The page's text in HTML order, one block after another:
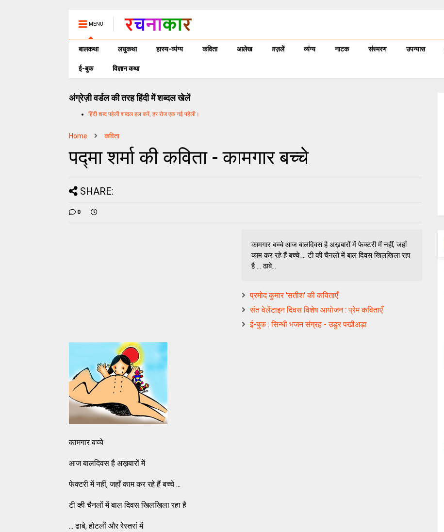
MENU
बालकथा लघुकथा हास्य-व्यंग्य कविता आलेख ग़ज़लें व्यंग्य नाटक संस्मरण उपन्यास
ई-बुक विज्ञान कथा
अंग्रेज़ी वर्डल की तरह हिंदी में शब्दल खेलें
हिंदी शब्द पहेली शब्दल हल करें, हर रोज एक नई पहेली।
Home कविता
पद्मा शर्मा की कविता - कामगार बच्चे
SHARE:
0
कामगार बच्चे आज बालदिवस है अख़बारों में फेक्टरी में नहीं, जहाँ
काम कर रहे हैं बच्चे ... टी व्ही चैनलों में बाल दिवस खिलखिला रहा
है ... ढाबे...
प्रमोद कुमार 'सतीश' की कविताएँ
संत वेलेंटाइन दिवस विशेष आयोजन : प्रेम कविताएँ
ई-बुक : सिन्धी भजन संग्रह - उडुर पखीअड़ा
कामगार बच्चे
आज बालदिवस है अख़बारों में
फेक्टरी में नहीं, जहाँ काम कर रहे हैं बच्चे ...
टी व्ही चैनलों में बाल दिवस खिलखिला रहा है
... ढाबे, होटलों और रेस्तरां में